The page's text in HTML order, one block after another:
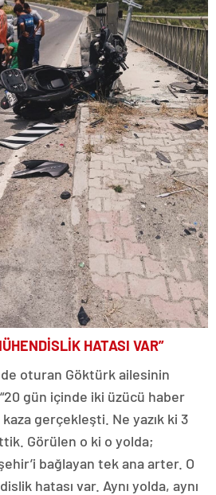
HATASI VAR”
oturan Göktürk ailesinin
gün içinde iki üzücü haber
kaza gerçekleşti. Ne yazık ki 3
Görülen o ki o yolda;
bağlayan tek ana arter. O
hatası var. Aynı yolda, aynı